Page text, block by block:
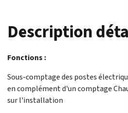
Description
Fonctions :
Sous-comptage des postes
en complément d'un comptage
sur l'installation